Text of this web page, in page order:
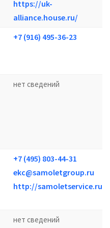
https://uk-
alliance.house.ru/
+7 (916) 495-36-23
нет сведений
+7 (495) 803-44-31
ekc@samoletgroup.ru
http://samoletservice.ru/
нет сведений